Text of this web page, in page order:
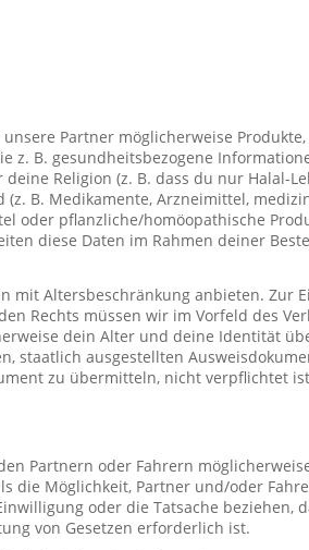
Partner möglicherweise
z. B. gesundheitsbezogene
Religion (z. B. dass du nur Halal-
B. Medikamente, Arzneimittel,
oder pflanzliche/homöopathische
diese Daten im Rahmen deiner
mit Altersbeschränkung anbieten. Zur
Rechts müssen wir im Vorfeld des
dein Alter und deine Identität
staatlich ausgestellten
zu übermitteln, nicht verpflichtet
Partnern oder Fahrern
die Möglichkeit, Partner und/oder
oder die Tatsache beziehen,
von Gesetzen erforderlich ist.